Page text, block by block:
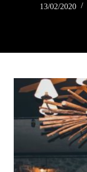
13/02/2020